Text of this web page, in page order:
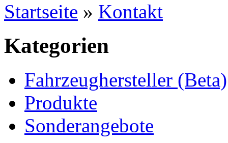
Startseite » Kontakt
Kategorien
Fahrzeughersteller (Beta)
Produkte
Sonderangebote